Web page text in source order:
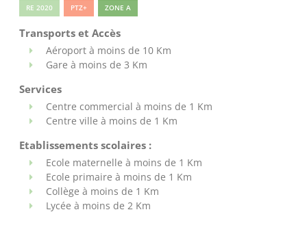
RE 2020 PTZ+ ZONE A
Transports et Accès
Aéroport à moins de 10 Km
Gare à moins de 3 Km
Services
Centre commercial à moins de 1 Km
Centre ville à moins de 1 Km
Etablissements scolaires :
Ecole maternelle à moins de 1 Km
Ecole primaire à moins de 1 Km
Collège à moins de 1 Km
Lycée à moins de 2 Km